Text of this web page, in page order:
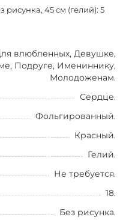
45 см (гелий): 5
влюбленных, Девушке,
Подруге, Имениннику,
Молодоженам.
Сердце.
Фольгированный.
Красный.
Гелий.
Не требуется.
18.
Без рисунка.